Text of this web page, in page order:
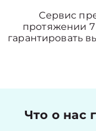
Сервис
протяжении 7
гарантировать
Что о нас